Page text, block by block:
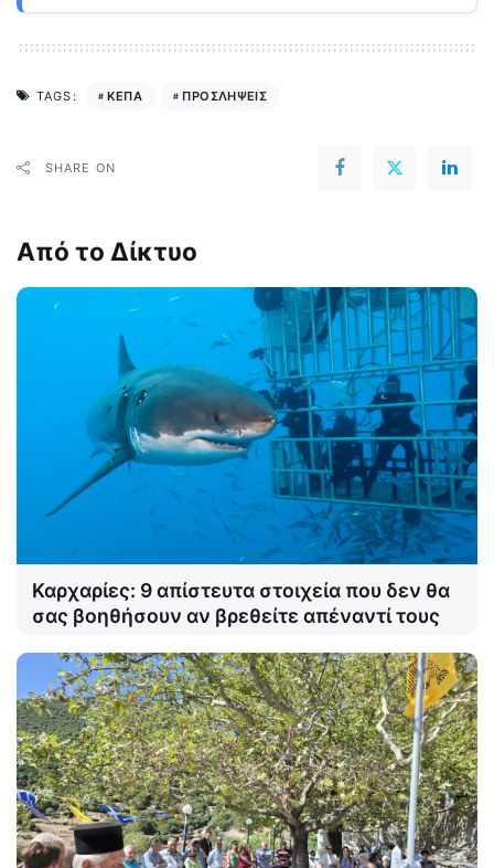
TAGS: ΚΕΠΑ ΠΡΟΣΛΗΨΕΙΣ
SHARE ON
Από το Δίκτυο
Καρχαρίες: 9 απίστευτα στοιχεία που δεν θα
σας βοηθήσουν αν βρεθείτε απέναντί τους